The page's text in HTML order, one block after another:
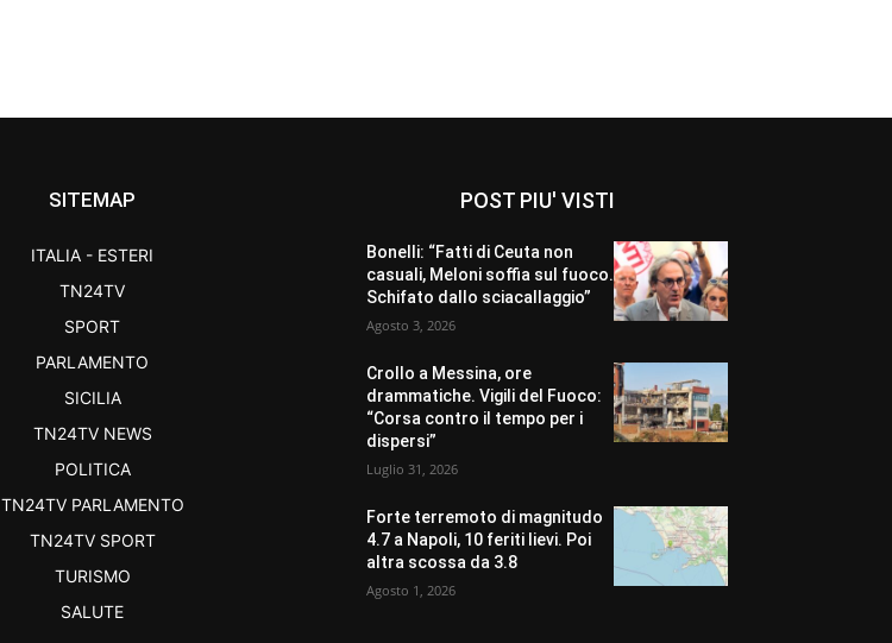
SITEMAP
ITALIA - ESTERI
TN24TV
SPORT
PARLAMENTO
SICILIA
TN24TV NEWS
POLITICA
TN24TV PARLAMENTO
TN24TV SPORT
TURISMO
SALUTE
POST PIU' VISTI
Bonelli: “Fatti di Ceuta non
casuali, Meloni soffia sul fuoco.
Schifato dallo sciacallaggio”
Agosto 3, 2026
Crollo a Messina, ore
drammatiche. Vigili del Fuoco:
“Corsa contro il tempo per i
dispersi”
Luglio 31, 2026
Forte terremoto di magnitudo
4.7 a Napoli, 10 feriti lievi. Poi
altra scossa da 3.8
Agosto 1, 2026